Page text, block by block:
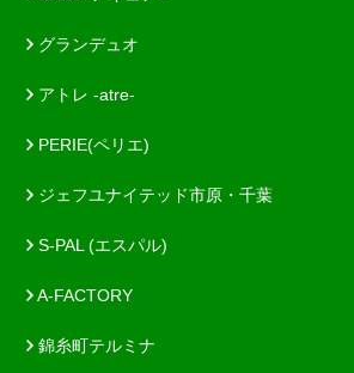
グランデュオ
アトレ -atre-
PERIE(ペリエ)
ジェフユナイテッド市原・千葉
S-PAL (エスパル)
A-FACTORY
錦糸町テルミナ